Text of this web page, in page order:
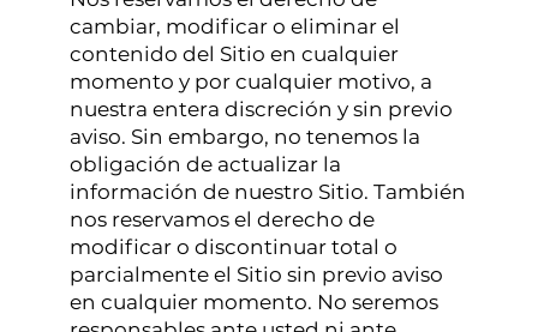
cambiar, modificar o eliminar el
contenido del Sitio en cualquier
momento y por cualquier motivo, a
nuestra entera discreción y sin previo
aviso. Sin embargo, no tenemos la
obligación de actualizar la
información de nuestro Sitio. También
nos reservamos el derecho de
modificar o discontinuar total o
parcialmente el Sitio sin previo aviso
en cualquier momento. No seremos